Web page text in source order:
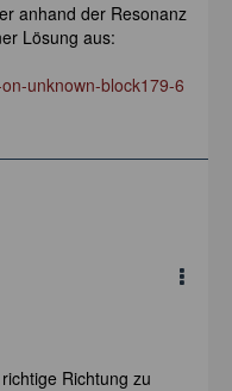
anhand der Resonanz
Lösung aus:
unknown-block179-6
Richtung zu